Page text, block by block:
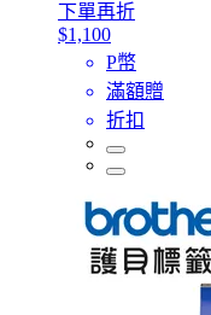
下單再折
$1,100
P幣
滿額贈
折扣